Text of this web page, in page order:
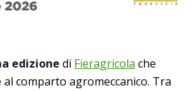
edizione di Fieragricola che
comparto agromeccanico. Tra